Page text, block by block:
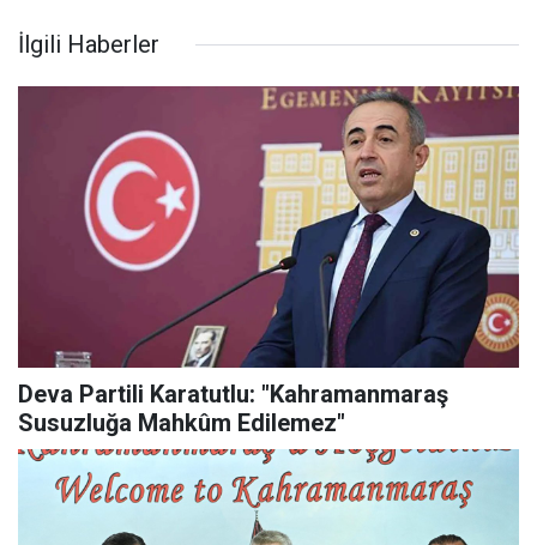
İlgili Haberler
Deva Partili Karatutlu: "Kahramanmaraş
Susuzluğa Mahkûm Edilemez"